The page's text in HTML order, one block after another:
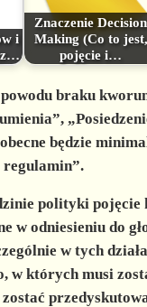
i
Znaczenie Decision
Making (Co to jest,
pojęcie i…
braku
będzie
regulamin”.
polityki pojęcie
w odniesieniu do
w tych
w których musi